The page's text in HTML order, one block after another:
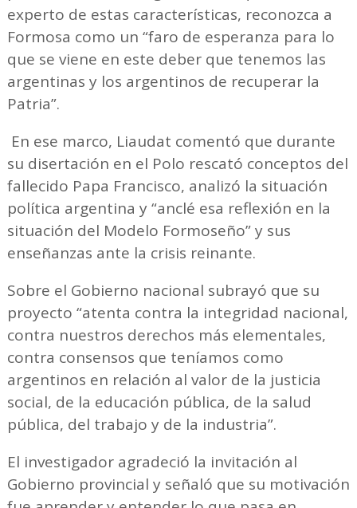
experto de estas características, reconozca a
Formosa como un “faro de esperanza para lo
que se viene en este deber que tenemos las
argentinas y los argentinos de recuperar la
Patria”.
En ese marco, Liaudat comentó que durante
su disertación en el Polo rescató conceptos del
fallecido Papa Francisco, analizó la situación
política argentina y “anclé esa reflexión en la
situación del Modelo Formoseño” y sus
enseñanzas ante la crisis reinante.
Sobre el Gobierno nacional subrayó que su
proyecto “atenta contra la integridad nacional,
contra nuestros derechos más elementales,
contra consensos que teníamos como
argentinos en relación al valor de la justicia
social, de la educación pública, de la salud
pública, del trabajo y de la industria”.
El investigador agradeció la invitación al
Gobierno provincial y señaló que su motivación